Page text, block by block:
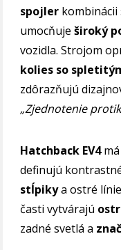
spojler
umocňuješiroký
vozidla. Strojom
kolies so
zdôrazňujú
„Zjednotenie
Hatchback EV4má
definujú
stĺpikya ostré
časti vytvárajú
zadné svetlá a